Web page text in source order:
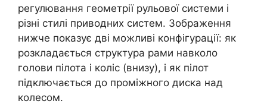
регулювання геометрії рульової системи і
різні стилі приводних систем. Зображення
нижче показує дві можливі конфігурації: як
розкладається структура рами навколо
голови пілота і коліс (внизу), і як пілот
підключається до проміжного диска над
колесом.